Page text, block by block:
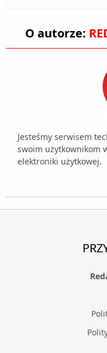
O autorze:
Jesteśmy serwisem
swoim użytkownikom
elektroniki użytkowej.